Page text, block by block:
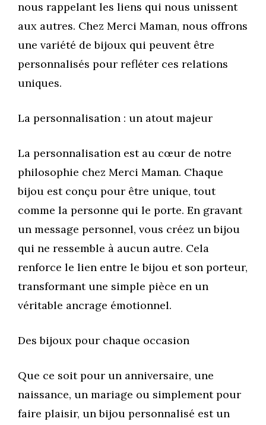
nous rappelant les liens qui nous unissent
aux autres. Chez Merci Maman, nous offrons
une variété de bijoux qui peuvent être
personnalisés pour refléter ces relations
uniques.
La personnalisation : un atout majeur
La personnalisation est au cœur de notre
philosophie chez Merci Maman. Chaque
bijou est conçu pour être unique, tout
comme la personne qui le porte. En gravant
un message personnel, vous créez un bijou
qui ne ressemble à aucun autre. Cela
renforce le lien entre le bijou et son porteur,
transformant une simple pièce en un
véritable ancrage émotionnel.
Des bijoux pour chaque occasion
Que ce soit pour un anniversaire, une
naissance, un mariage ou simplement pour
faire plaisir, un bijou personnalisé est un